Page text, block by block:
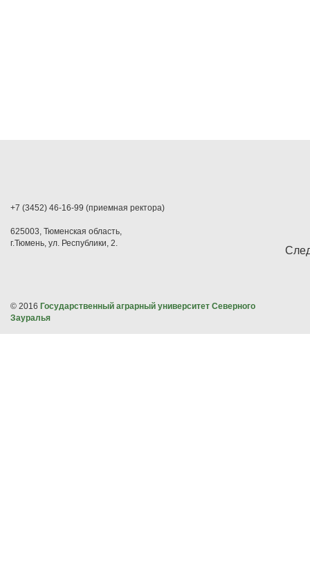
+7 (3452) 46-16-99 (приемная ректора)
625003, Тюменская область,
г.Тюмень, ул. Республики, 2.
© 2016 Государственный аграрный университет Северного
Зауралья